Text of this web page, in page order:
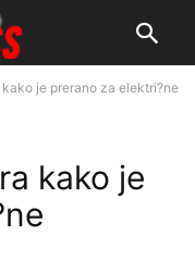
je prerano za elektri?ne
kako je